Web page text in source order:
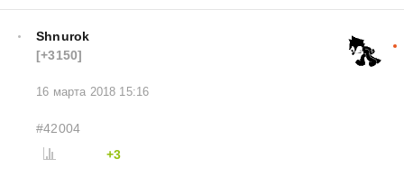
Shnurok
[+3150]
16 марта 2018 15:16
#42004
+3